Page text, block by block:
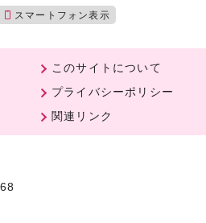
スマートフォン表示
このサイトについて
プライバシーポリシー
関連リンク